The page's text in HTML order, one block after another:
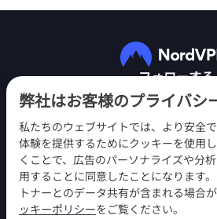
弊社はお客様のプライバシ
私たちのウェブサイトでは、より安全
体験を提供するためにクッキーを使用
くことで、広告のパーソナライズや分
用することに同意したことになります
トナーとのデータ共有が含まれる場合
ッキーポリシーをご覧ください。
フォローする
NordVPN
エンゲージメント